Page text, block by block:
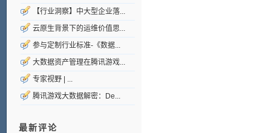
【行业洞察】中大型企业落...
云原生背景下的运维价值思...
参与定制行业标准-《数据...
大数据资产管理在腾讯游戏...
专家视野 | ...
腾讯游戏大数据解密：De...
最新评论